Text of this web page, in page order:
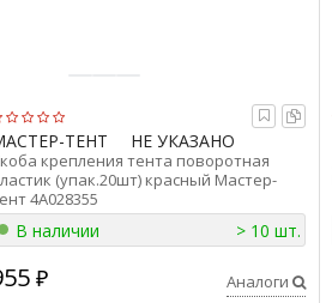
ТЕНТ НЕ УКАЗАНО
крепления тента поворотная
(упак.20шт) красный Мастер-
4A028355
В наличии > 10 шт.
₽ Аналоги